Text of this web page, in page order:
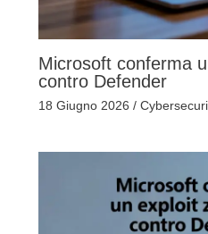
Microsoft conferma
contro Defender
18 Giugno 2026 /